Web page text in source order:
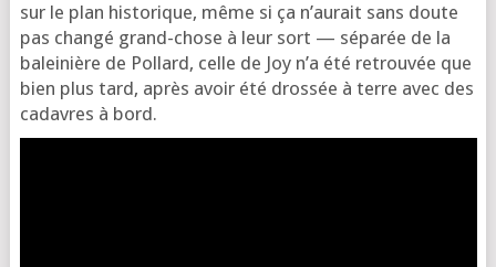
sur le plan his­to­rique, même si ça n’au­rait sans doute
pas chan­gé grand-chose à leur sort — sépa­rée de la
balei­nière de Pollard, celle de Joy n’a été retrou­vée que
bien plus tard, après avoir été dros­sée à terre avec des
cadavres à bord.